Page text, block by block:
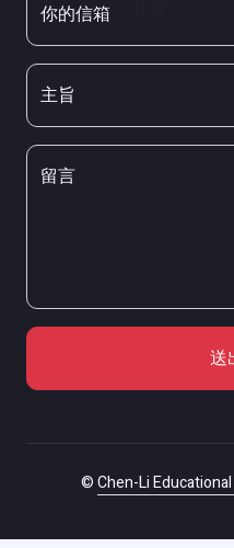
你的信箱
主旨
留言
送
©Chen-Li